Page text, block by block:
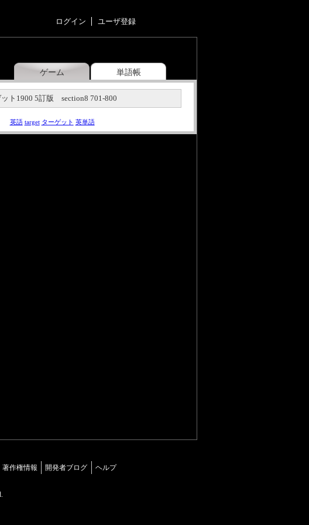
ログイン ユーザ登録
ゲーム 単語帳
ト1900 5訂版 section8 701-800
英語 target ターゲット 英単語
著作権情報 開発者ブログ
ヘルプ